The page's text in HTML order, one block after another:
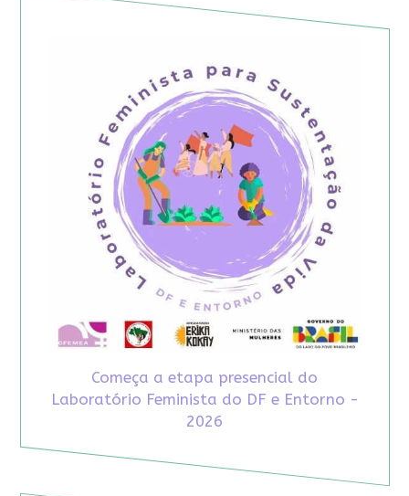
Começa a etapa presencial do
Laboratório Feminista do DF e Entorno -
2026